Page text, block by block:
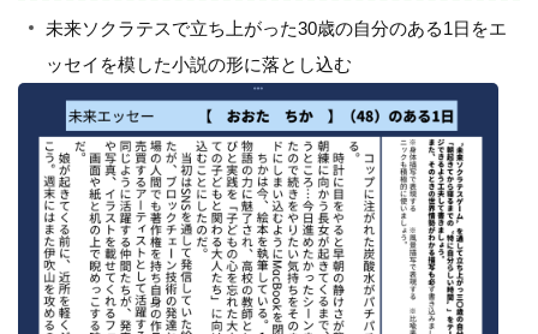
未来ソクラテスで立ち上がった30歳の自分のある1日をエ
ッセイを模した小説の形に落とし込む